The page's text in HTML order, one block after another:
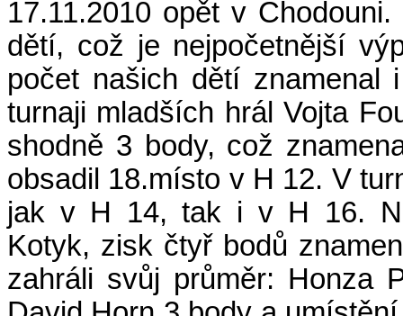
17.11.2010 opět v
dětí, což je nejpočetnější
počet našich dětí znamenal
turnaji mladších hrál Vojta
shodně 3 body, což
obsadil 18.místo v H 12. V
jak v H 14, tak i v H 16.
Kotyk, zisk čtyř bodů
zahráli svůj průměr: Honza